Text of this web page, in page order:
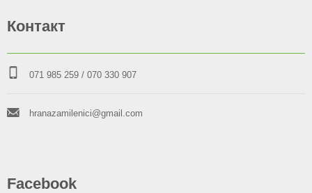
Контакт
071 985 259 / 070 330 907
hranazamilenici@gmail.com
Facebook